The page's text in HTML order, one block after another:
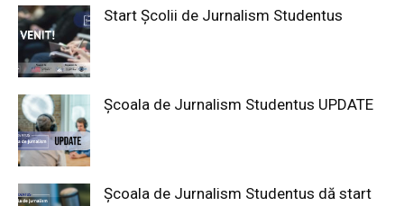
Start Școlii de Jurnalism Studentus
Școala de Jurnalism Studentus UPDATE
Școala de Jurnalism Studentus dă start